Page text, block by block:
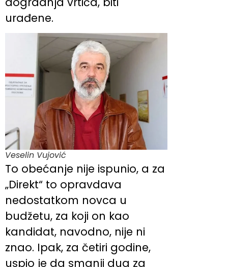
urađene.
Veselin Vujović
To obećanje nije ispunio, a za
„Direkt“ to opravdava
nedostatkom novca u
budžetu, za koji on kao
kandidat, navodno, nije ni
znao. Ipak, za četiri godine,
uspio je da smanji dug za